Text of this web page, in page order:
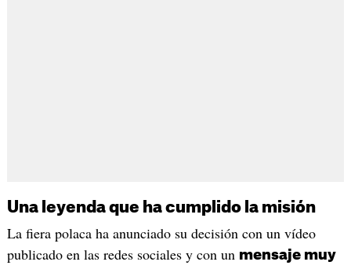
Una leyenda que ha cumplido la misión
La fiera polaca ha anunciado su decisión con un vídeo
publicado en las redes sociales y con un mensaje muy